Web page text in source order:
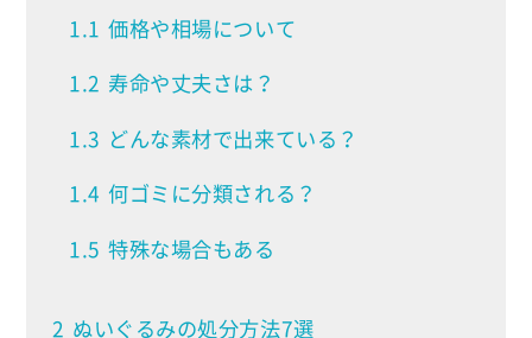
1.1 価格や相場について
1.2 寿命や丈夫さは？
1.3 どんな素材で出来ている？
1.4 何ゴミに分類される？
1.5 特殊な場合もある
2 ぬいぐるみの処分方法7選